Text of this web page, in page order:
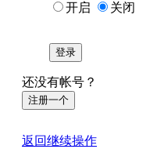
开启
关闭
登录
还没有帐号？
注册一个
返回继续操作